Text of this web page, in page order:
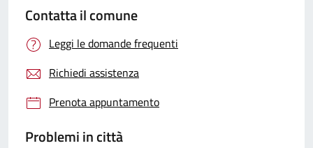
Contatta il comune
Leggi le domande frequenti
Richiedi assistenza
Prenota appuntamento
Problemi in città